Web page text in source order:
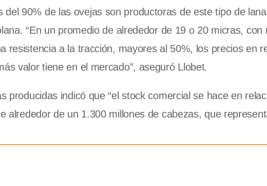
del 90% de las ovejas son productoras de este tipo de
“En un promedio de alrededor de 19 o 20 micras, con
resistencia a la tracción, mayores al 50%, los precios en
valor tiene en el mercado”, aseguró Llobet.
producidas indicó que “el stock comercial se hace en
alrededor de un 1.300 millones de cabezas, que